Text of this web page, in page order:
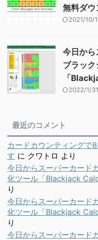
無料ダウ
2021/10/
今日から
ブラッ
「
2022/1/31
最近のコメント
カードカウンティングで
す に クワトロ より
今日からスーパーカード
化ツール「Blackjack
り
今日からスーパーカード
化ツール「Blackjack
り
今日からスーパーカード